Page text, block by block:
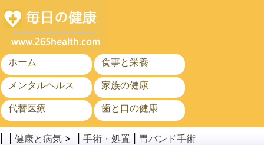
ホーム
食事と栄養
メンタルヘルス
家族の健康
代替医療
歯と口の健康
がん
公衆衛生
健康と病気 > | 手術・処置 胃バンド手術